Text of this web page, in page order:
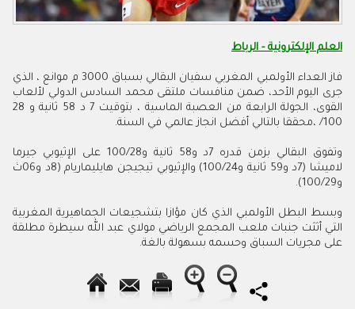
العلم الإلكترونية - الرباط
فاز العداء الأولمبي المغربي سفيان البقالي بسباق 3000 م موانع ، الذي
جرى اليوم الأحد، ضمن منافسات ملتقى محمد السادس الدولي لألعاب
القوى، الجولة الرابعة من العصبة الماسية ، بتوقيت 7 د 58 ثانية و 28
100/ ،محققا بالتالي أفضل انجاز عالمي في السنة.
وتفوق البقالي بزمن قدره 7د و58 ثانية و100/28 على الإثيوبي جيرما
لاميشا (7د و59 ثانية و100/24) والإثيوبي تيجيجن هايليماريام (8د و06ث
و100/29).
وبسط البطل الأولمبي الذي كان مؤازا بتشجيعات الجماهيرية المغربية
التي أثثت جنبات ملعب المجمع الرياضي مولاي عبد الله سيطرة مطلقة
على مجريات السباق وحسمه بسهولة بالغة.